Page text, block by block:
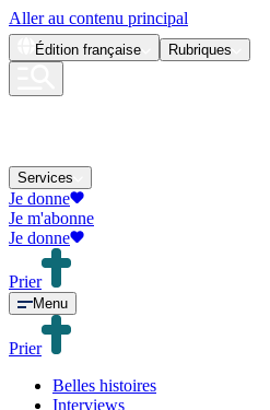
Aller au contenu principal
Édition française Rubriques
Services
Je donne
Je m'abonne
Je donne
Prier
Menu
Prier
Belles histoires
Interviews